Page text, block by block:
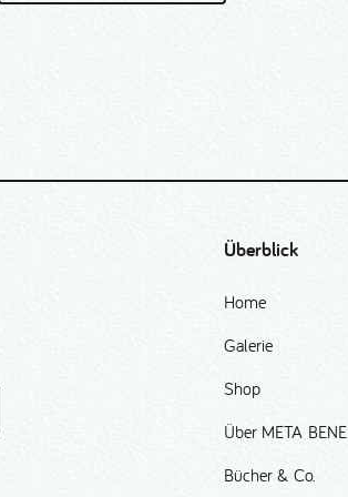
Überblick
Home
Galerie
Shop
Über META BENE
Bücher & Co.